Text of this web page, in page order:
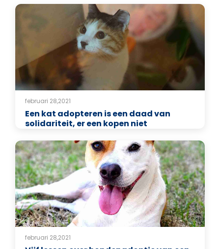
februari 28,2021
Een kat adopteren is een daad van
solidariteit, er een kopen niet
februari 28,2021